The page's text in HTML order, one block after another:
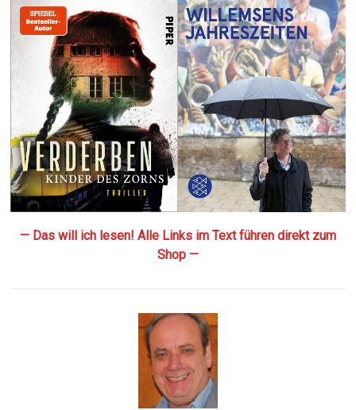
— Das will ich lesen! Alle Links im Text führen direkt zum
Shop —